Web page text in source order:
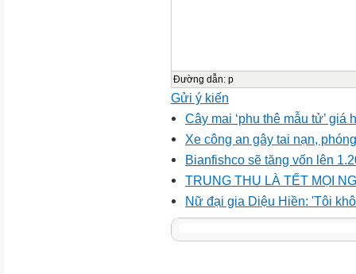
Đường dẫn: p
Gửi ý kiến
Cây mai ‘phu thê mẫu tử’ giá
Xe công an gây tai nạn,
Bianfishco sẽ tăng vốn lên
TRUNG THU LÀ TẾT MỌI
Nữ đại gia Diệu Hiền: 'Tôi